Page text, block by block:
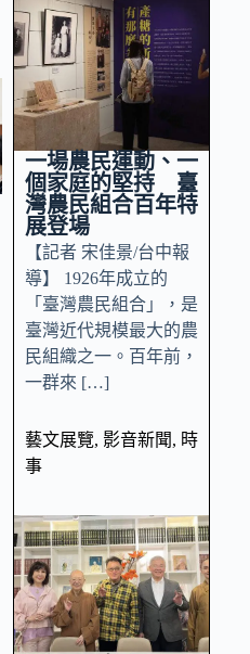
一場農民運動、一
個家庭的堅持 臺
灣農民組合百年特
展登場
【記者 宋佳景/台中報
導】 1926年成立的
「臺灣農民組合」，是
臺灣近代規模最大的農
民組織之一。百年前，
一群來 […]
藝文展覽, 影音新聞, 時
事